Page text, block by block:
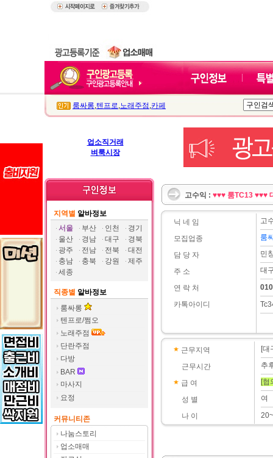
룸싸롱,텐프로,노래주점 ,카페
업소직거래
벼룩시장
지역별 알바정보
서울
부산 인천
경기
울산
경남 대구
경북
광주
전남 전북
대전
충남
충북 강원
제주
세종
직종별 알바정보
룸싸롱
텐프로/쩜오
노래주점
단란주점
다방
BAR
마사지
요정
커뮤니티존
나눔스토리
업소매매
고수익 : ♥♥♥ 룸TC13 ♥♥♥
닉 네 임
모집업종
담 당 자
주 소
연 락 처
카톡아이디
고
룸
민
대
근무지역
근무시간
급 여
성 별
나 이
[대
추
[협
여